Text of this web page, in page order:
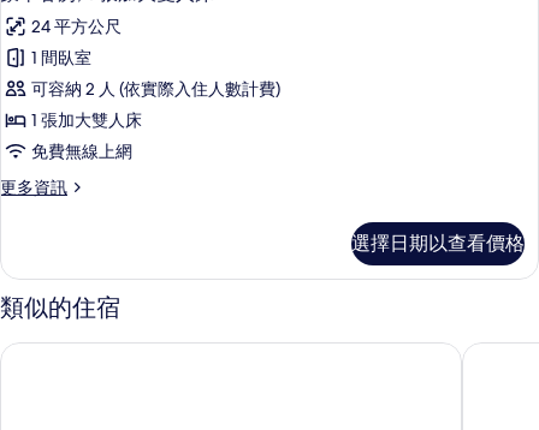
詳
情
示
豪
華
客
房,
張
大
雙
人
床
24 平方公尺
1 間臥室
可容納 2 人 (依實際入住人數計費)
1 張加大雙人床
免費無線上網
更多資訊
更
客
房,
1
加
選擇日期以查看價格
類似的住宿
The Unique Hotel 里約飯店